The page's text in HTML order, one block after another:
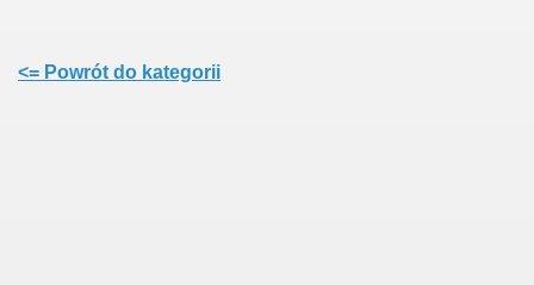
<= Powrót do kategorii